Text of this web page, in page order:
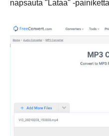
Vaihe 1.
napsauta "Lataa" -